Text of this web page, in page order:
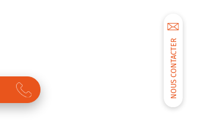
NOUS CONTACTER